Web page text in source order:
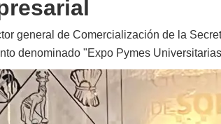
general de Comercialización de la
denominado "Expo Pymes